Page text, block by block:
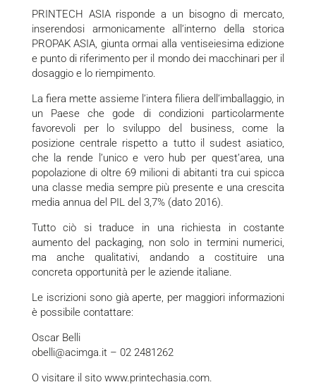
PRINTECH ASIA risponde a un bisogno di mercato,
inserendosi armonicamente all’interno della storica
PROPAK ASIA, giunta ormai alla ventiseiesima edizione
e punto di riferimento per il mondo dei macchinari per il
dosaggio e lo riempimento.
La fiera mette assieme l’intera filiera dell’imballaggio, in
un Paese che gode di condizioni particolarmente
favorevoli per lo sviluppo del business, come la
posizione centrale rispetto a tutto il sudest asiatico,
che la rende l’unico e vero hub per quest’area, una
popolazione di oltre 69 milioni di abitanti tra cui spicca
una classe media sempre più presente e una crescita
media annua del PIL del 3,7% (dato 2016).
Tutto ciò si traduce in una richiesta in costante
aumento del packaging, non solo in termini numerici,
ma anche qualitativi, andando a costituire una
concreta opportunità per le aziende italiane.
Le iscrizioni sono già aperte, per maggiori informazioni
è possibile contattare:
Oscar Belli
obelli@acimga.it– 02 2481262
O visitare il sito www.printechasia.com.